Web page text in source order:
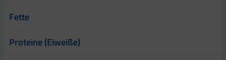
Fette
Proteine (Eiweiße)